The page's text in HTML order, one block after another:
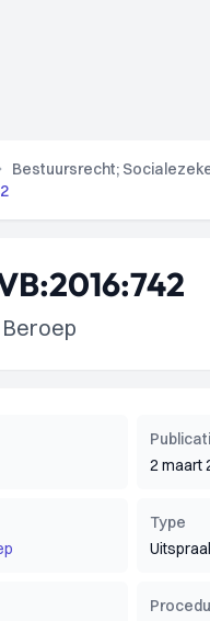
Bestuursrecht;
2 maart
Type